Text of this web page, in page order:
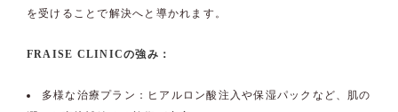
を受けることで解決へと導かれます。
FRAISE CLINICの強み：
多様な治療プラン：ヒアルロン酸注入や保湿パックなど、肌の